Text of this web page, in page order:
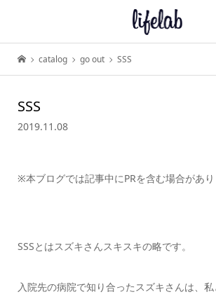
catalog go out SSS
SSS
2019.11.08
※本ブログでは記事中にPRを含む場合があ
SSSとはスズキさんスキスキの略です。
入院先の病院で知り合ったスズキさんは、